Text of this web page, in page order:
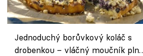
Jednoduchý borůvkový koláč s
drobenkou – vláčný moučník plný